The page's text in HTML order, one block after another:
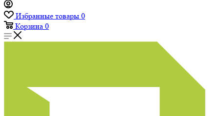
Избранные товары 0
Корзина 0